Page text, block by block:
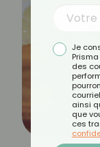
Je
des
ainsi
que
ces